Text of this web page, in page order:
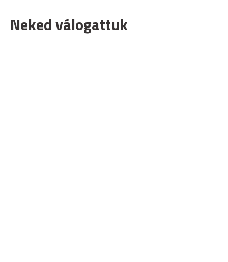
Neked válogattuk